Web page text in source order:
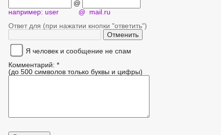
@
например: user @ mail.ru
Ответ для (при нажатии кнопки "ответить")
Я человек и сообщение не спам
Комментарий: *
(до 500 символов только буквы и цифры)